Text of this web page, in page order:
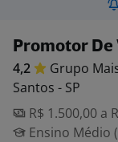
Promotor De
4,2 Grupo
Santos - SP
R$ 1.500,00 a
Ensino Médio